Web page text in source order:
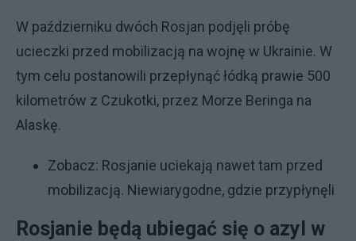
W październiku dwóch Rosjan podjęli próbę
ucieczki przed mobilizacją na wojnę w Ukrainie. W
tym celu postanowili przepłynąć łódką prawie 500
kilometrów z Czukotki, przez Morze Beringa na
Alaskę.
Zobacz: Rosjanie uciekają nawet tam przed
mobilizacją. Niewiarygodne, gdzie przypłynęli
Rosjanie będą ubiegać się o azyl w